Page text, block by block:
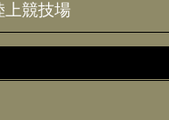
上競技場